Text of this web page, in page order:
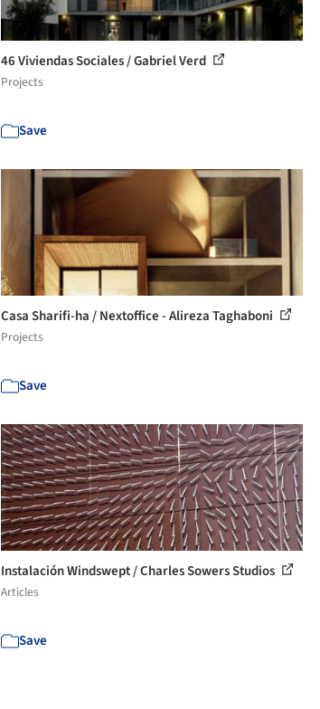
46 Viviendas Sociales / Gabriel Verd
Projects
Save
Casa Sharifi-ha / Nextoffice - Alireza Taghaboni
Projects
Save
Instalación Windswept / Charles Sowers Studios
Articles
Save